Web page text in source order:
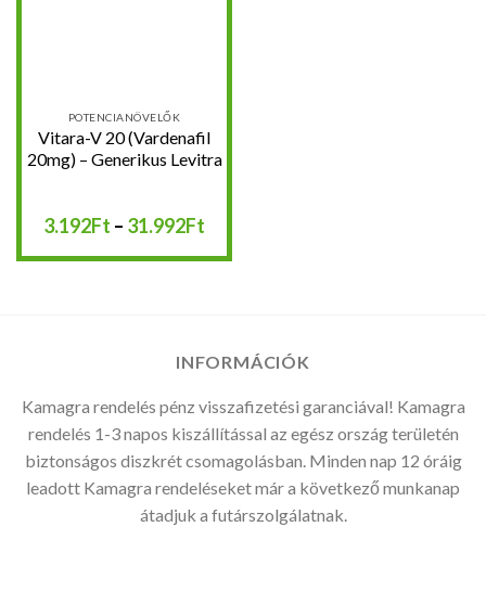
POTENCIANÖVELŐK
Vitara-V 20 (Vardenafil
20mg) – Generikus Levitra
3.192Ft – 31.992Ft
-
INFORMÁCIÓK
Kamagra rendelés pénz visszafizetési garanciával! Kamagra
rendelés 1-3 napos kiszállítással az egész ország területén
biztonságos diszkrét csomagolásban. Minden nap 12 óráig
leadott Kamagra rendeléseket már a következő munkanap
átadjuk a futárszolgálatnak.